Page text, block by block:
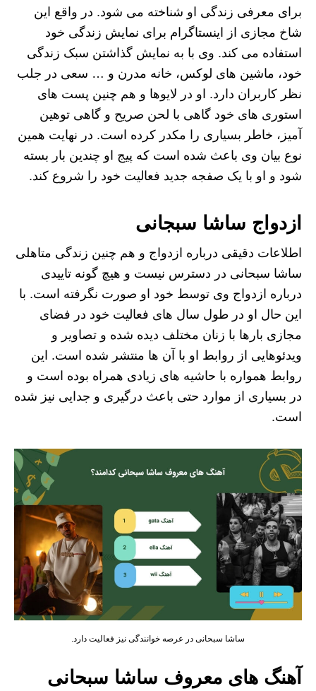
برای معرفی زندگی او شناخته می شود. در واقع این
شاخ مجازی از اینستاگرام برای نمایش زندگی خود
استفاده می کند. وی با به نمایش گذاشتن سبک زندگی
خود، ماشین های لوکس، خانه مدرن و … سعی در جلب
نظر کاربران دارد. او در لایوها و هم چنین پست های
استوری های خود گاهی با لحن صریح و گاهی توهین
آمیز، خاطر بسیاری را مکدر کرده است. در نهایت همین
نوع بیان وی باعث شده است که پیج او چندین بار بسته
شود و او با یک صفجه جدید فعالیت خود را شروع کند.
ازدواج ساشا سبجانی
اطلاعات دقیقی درباره ازدواج و هم چنین زندگی متاهلی
ساشا سبحانی در دسترس نیست و هیچ گونه تاییدی
درباره ازدواج وی توسط خود او صورت نگرفته است. با
این حال او در طول سال های فعالیت خود در فضای
مجازی بارها با زنان مختلف دیده شده و تصاویر و
ویدئوهایی از روابط او با آن ها منتشر شده است. این
روابط همواره با حاشیه های زیادی همراه بوده است و
در بسیاری از موارد حتی باعث درگیری و جدایی نیز شده
است.
ساشا سبحانی در عرصه خوانندگی نیز فعالیت دارد.
آهنگ های معروف ساشا سبحانی